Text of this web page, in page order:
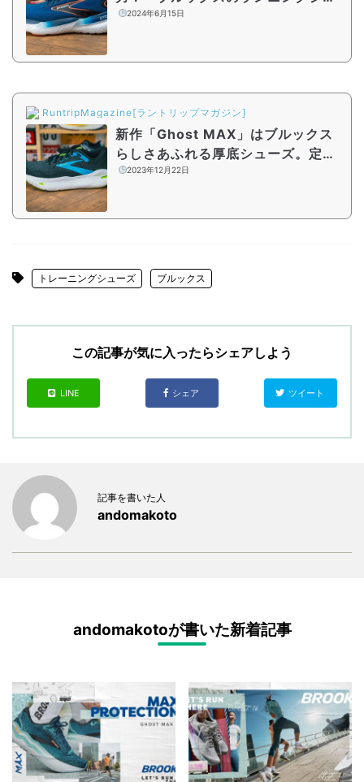
ーズ『Glycerin 21』をレビュー
2024年6月15日
RuntripMagazine[ラントリップマガジン]
新作「Ghost MAX」はブルックス
らしさあふれる厚底シューズ。定番
モデル「Ghost 15」との違いは？
2023年12月22日
トレーニングシューズ ブルックス
この記事が気に入ったらシェアしよう
LINE シェア ツイート
記事を書いた人
andomakoto
andomakotoが書いた新着記事